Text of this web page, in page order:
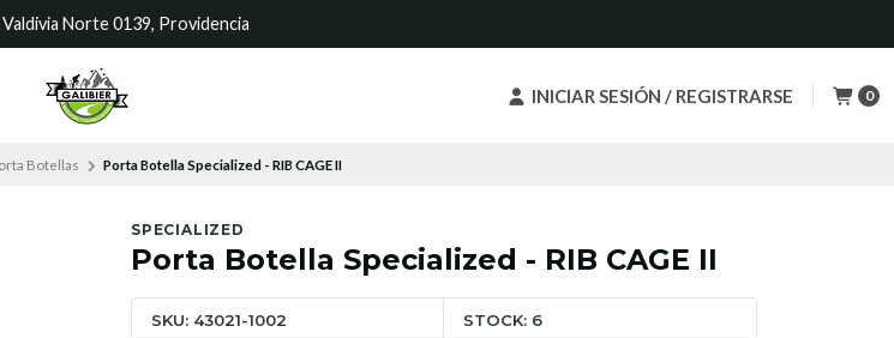
INICIAR SESIÓN / REGISTRARSE 0
Norte 0139, Providencia
Botellas Porta Botella Specialized - RIB CAGE II
SPECIALIZED
Porta Botella Specialized - RIB CAGE II
SKU: 43021-1002 STOCK: 6